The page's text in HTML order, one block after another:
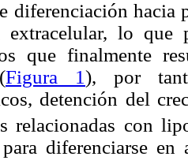
diferenciación hacia
extracelular, lo
que finalmente
Figura 1), por
detención del
relacionadas con
diferenciarse en